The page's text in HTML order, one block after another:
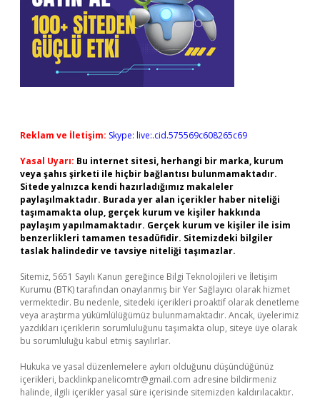
Reklam ve İletişim: Skype: live:.cid.575569c608265c69
Yasal Uyarı: Bu internet sitesi, herhangi bir marka, kurum
veya şahıs şirketi ile hiçbir bağlantısı bulunmamaktadır.
Sitede yalnızca kendi hazırladığımız makaleler
paylaşılmaktadır. Burada yer alan içerikler haber niteliği
taşımamakta olup, gerçek kurum ve kişiler hakkında
paylaşım yapılmamaktadır. Gerçek kurum ve kişiler ile isim
benzerlikleri tamamen tesadüfidir. Sitemizdeki bilgiler
taslak halindedir ve tavsiye niteliği taşımazlar.
Sitemiz, 5651 Sayılı Kanun gereğince Bilgi Teknolojileri ve İletişim
Kurumu (BTK) tarafından onaylanmış bir Yer Sağlayıcı olarak hizmet
vermektedir. Bu nedenle, sitedeki içerikleri proaktif olarak denetleme
veya araştırma yükümlülüğümüz bulunmamaktadır. Ancak, üyelerimiz
yazdıkları içeriklerin sorumluluğunu taşımakta olup, siteye üye olarak
bu sorumluluğu kabul etmiş sayılırlar.
Hukuka ve yasal düzenlemelere aykırı olduğunu düşündüğünüz
içerikleri, backlinkpanelicomtr@gmail.com adresine bildirmeniz
halinde, ilgili içerikler yasal süre içerisinde sitemizden kaldırılacaktır.